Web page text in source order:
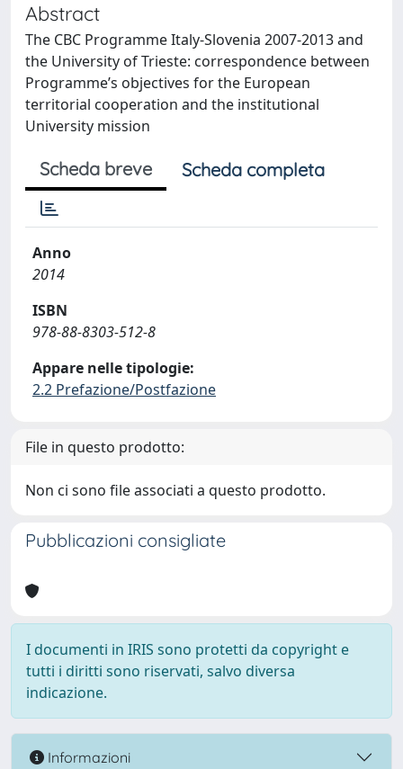
Abstract
The CBC Programme Italy-Slovenia 2007-2013 and
the University of Trieste: correspondence between
Programme’s objectives for the European
territorial cooperation and the institutional
University mission
Scheda breve Scheda completa
Anno
2014
ISBN
978-88-8303-512-8
Appare nelle tipologie:
2.2 Prefazione/Postfazione
File in questo prodotto:
Non ci sono file associati a questo prodotto.
Pubblicazioni consigliate
I documenti in IRIS sono protetti da copyright e
tutti i diritti sono riservati, salvo diversa
indicazione.
Informazioni